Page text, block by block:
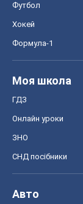
Футбол
Хокей
Формула-1
Моя школа
ГДЗ
Онлайн уроки
ЗНО
СНД посібники
Авто